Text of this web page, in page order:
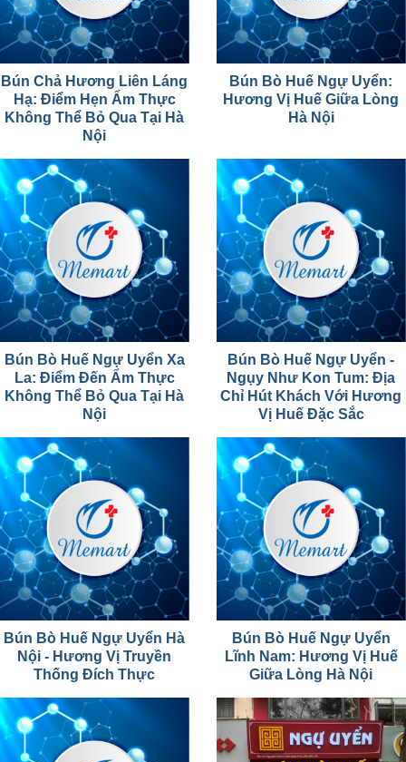
Bún Chả Hương Liên Láng
Hạ: Điểm Hẹn Ẩm Thực
Không Thể Bỏ Qua Tại Hà
Nội
Bún Bò Huế Ngự Uyển:
Hương Vị Huế Giữa Lòng
Hà Nội
Bún Bò Huế Ngự Uyển Xa
La: Điểm Đến Ẩm Thực
Không Thể Bỏ Qua Tại Hà
Nội
Bún Bò Huế Ngự Uyển -
Ngụy Như Kon Tum: Địa
Chỉ Hút Khách Với Hương
Vị Huế Đặc Sắc
Bún Bò Huế Ngự Uyển Hà
Nội - Hương Vị Truyền
Thống Đích Thực
Bún Bò Huế Ngự Uyển
Lĩnh Nam: Hương Vị Huế
Giữa Lòng Hà Nội